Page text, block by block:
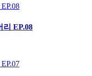
리 EP.08